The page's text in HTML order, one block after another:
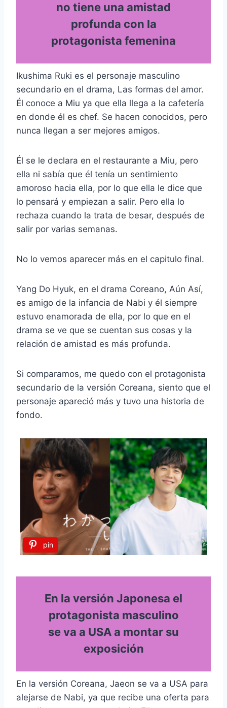
no tiene una amistad
profunda con la
protagonista femenina
Ikushima Ruki es el personaje masculino
secundario en el drama, Las formas del amor.
Él conoce a Miu ya que ella llega a la cafetería
en donde él es chef. Se hacen conocidos, pero
nunca llegan a ser mejores amigos.
Él se le declara en el restaurante a Miu, pero
ella ni sabía que él tenía un sentimiento
amoroso hacia ella, por lo que ella le dice que
lo pensará y empiezan a salir. Pero ella lo
rechaza cuando la trata de besar, después de
salir por varias semanas.
No lo vemos aparecer más en el capitulo final.
Yang Do Hyuk, en el drama Coreano, Aún Así,
es amigo de la infancia de Nabi y él siempre
estuvo enamorada de ella, por lo que en el
drama se ve que se cuentan sus cosas y la
relación de amistad es más profunda.
Si comparamos, me quedo con el protagonista
secundario de la versión Coreana, siento que el
personaje apareció más y tuvo una historia de
fondo.
pin
En la versión Japonesa el
protagonista masculino
se va a USA a montar su
exposición
En la versión Coreana, Jaeon se va a USA para
alejarse de Nabi, ya que recibe una oferta para